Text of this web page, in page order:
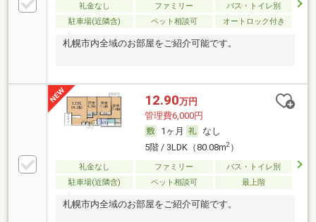
礼金なし ファミリー
バス・トイレ別
駐車場(近隣含)
ペット相談可 オートロック付き
札幌市内全域のお部屋をご紹介可能です。
12.90万円
管理費6,000円
1ヶ月
なし
5階 / 3LDK（80.08m2）
礼金なし ファミリー
バス・トイレ別
駐車場(近隣含)
ペット相談可 最上階
札幌市内全域のお部屋をご紹介可能です。